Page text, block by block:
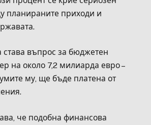
планираните приходи и
става въпрос за бюджетен
на около 7,2 милиарда евро –
му, ще бъде платена от
че подобна финансова